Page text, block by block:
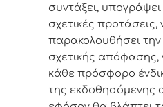
συντάξει, υπογράψει
σχετικές προτάσεις,
παρακολουθήσει
σχετικής απόφασης,
κάθε πρόσφορο
της εκδοθησόμενης